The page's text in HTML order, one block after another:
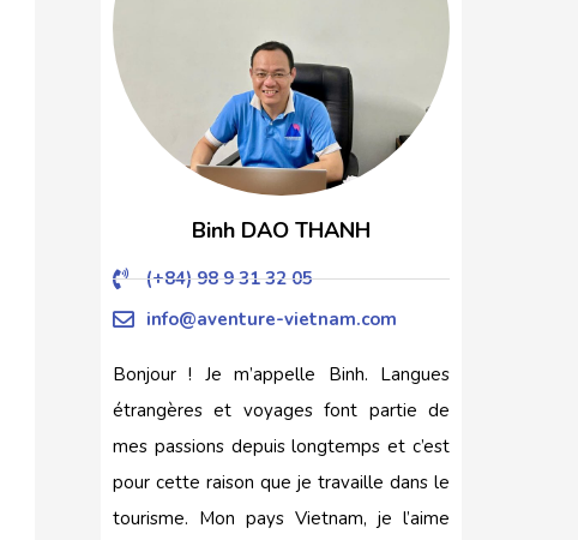
Binh DAO THANH
(+84) 98 9 31 32 05
info@aventure-vietnam.com
Bonjour ! Je m’appelle Binh. Langues
étrangères et voyages font partie de
mes passions depuis longtemps et c’est
pour cette raison que je travaille dans le
tourisme. Mon pays Vietnam, je l’aime